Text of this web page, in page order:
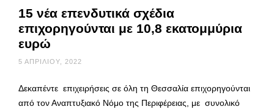
15 νέα επενδυτικά σχέδια
επιχορηγούνται με 10,8 εκατομμύρια
ευρώ
5 ΑΠΡΙΛΊΟΥ, 2022
Δεκαπέντε επιχειρήσεις σε όλη τη Θεσσαλία επιχορηγούνται
από τον Αναπτυξιακό Νόμο της Περιφέρειας, με συνολικό